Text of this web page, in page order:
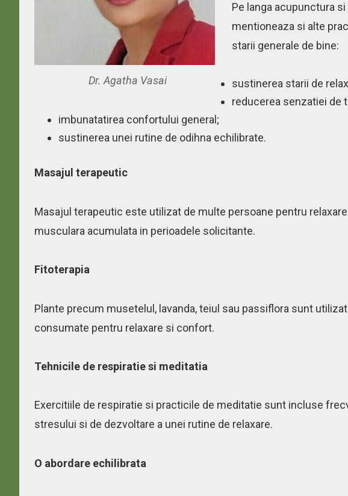
Dr. Agatha Vasai
Pe langa acupunctura
mentioneaza si alte
starii generale de bine:
sustinerea starii de
reducerea senzatiei de
imbunatatirea confortului general;
sustinerea unei rutine de odihna echilibrate.
Masajul terapeutic
Masajul terapeutic este utilizat de multe persoane pentru
musculara acumulata in perioadele solicitante.
Fitoterapia
Plante precum musetelul, lavanda, teiul sau passiflora sunt
consumate pentru relaxare si confort.
Tehnicile de respiratie si meditatia
Exercitiile de respiratie si practicile de meditatie sunt incluse
stresului si de dezvoltare a unei rutine de relaxare.
O abordare echilibrata